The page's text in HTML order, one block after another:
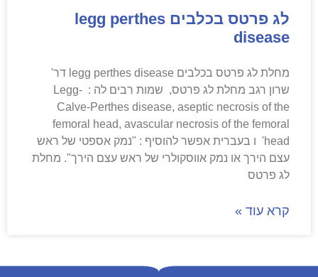
לג פרטס בכלבים legg perthes
disease
מחלת לג פרטס בכלבים legg perthes disease דר'
שרון רגב מחלת לג פרטס, שמות רבים לה : Legg-
Calve-Perthes disease, aseptic necrosis of the
femoral head, avascular necrosis of the femoral
head' ו בעברית אפשר להוסיף : "נמק אספטי של ראש
עצם הירך או נמק אווסקולרי של ראש עצם הירך". מחלת
לג פרטס
קרא עוד »